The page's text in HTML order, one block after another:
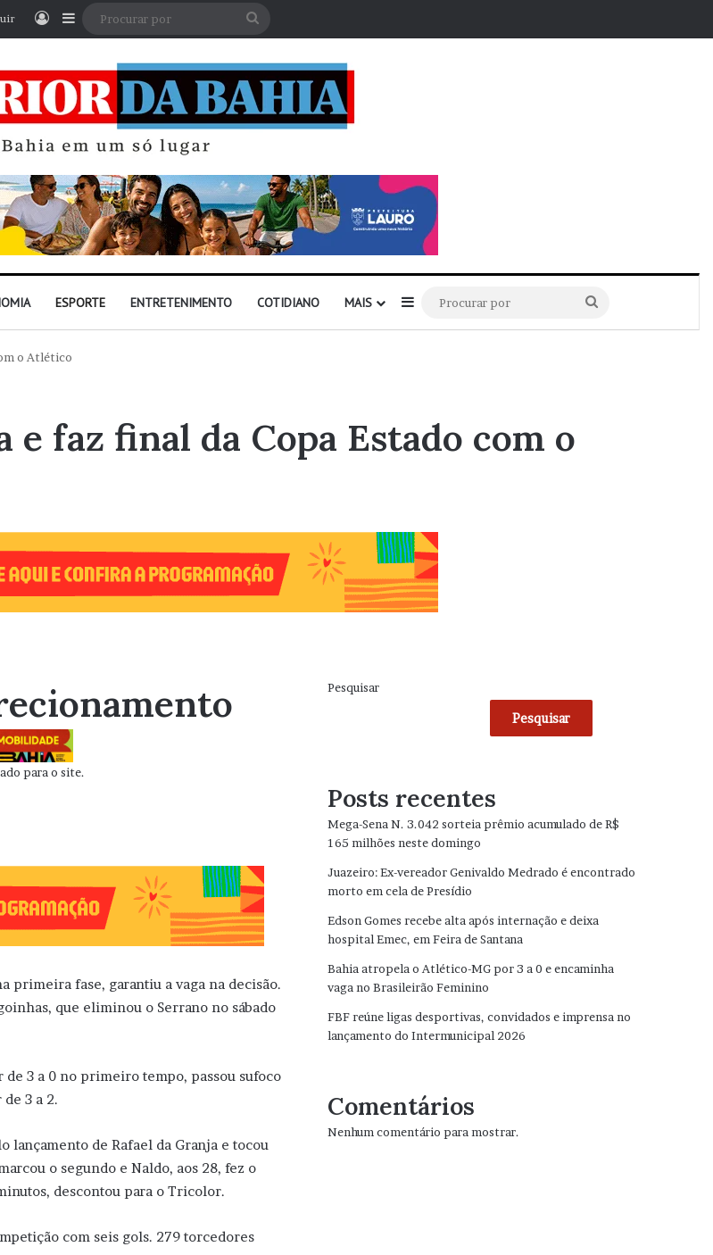
EntrarBarra Lateral
ESPORTE ENTRETENIMENTO COTIDIANO MAIS Barra Lateral
por
o Atlético
e faz final da Copa Estado com o
para o site.
primeira fase, garantiu a vaga na decisão.
que eliminou o Serrano no sábado
3 a 0 no primeiro tempo, passou sufoco
3 a 2.
de Rafael da Granja e tocou
o segundo e Naldo, aos 28, fez o
descontou para o Tricolor.
com seis gols. 279 torcedores
Pesquisar
Pesquisar
Posts recentes
Mega-Sena N. 3.042 sorteia prêmio acumulado de R$
165 milhões neste domingo
Juazeiro: Ex-vereador Genivaldo Medrado é encontrado
morto em cela de Presídio
Edson Gomes recebe alta após internação e deixa
hospital Emec, em Feira de Santana
Bahia atropela o Atlético-MG por 3 a 0 e encaminha
vaga no Brasileirão Feminino
FBF reúne ligas desportivas, convidados e imprensa no
lançamento do Intermunicipal 2026
Comentários
Nenhum comentário para mostrar.